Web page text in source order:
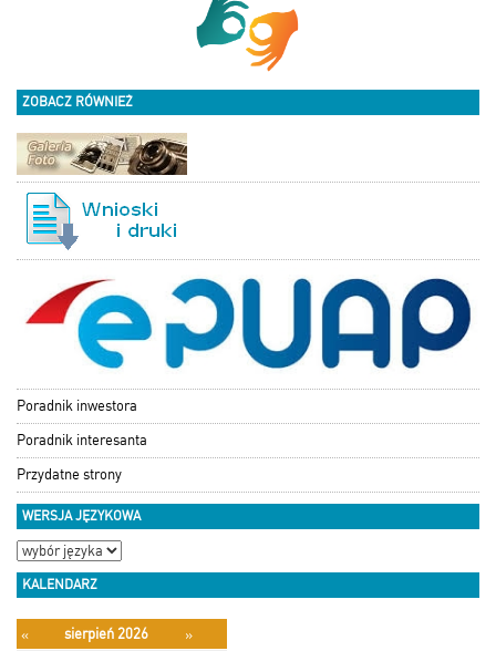
ZOBACZ RÓWNIEŻ
Poradnik inwestora
Poradnik interesanta
Przydatne strony
WERSJA JĘZYKOWA
KALENDARZ
« sierpień 2026 »